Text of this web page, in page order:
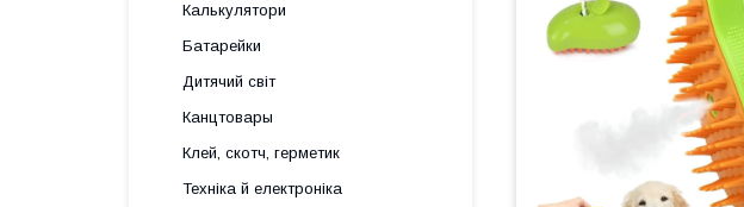
Калькулятори
Батарейки
Дитячий світ
Канцтовары
Клей, скотч, герметик
Техніка й електроніка